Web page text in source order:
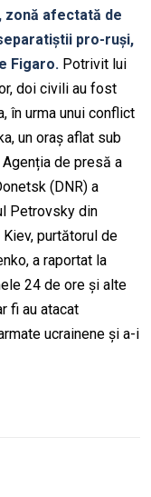
zonă afectată de
pro-ruși,
Figaro. Potrivit lui
doi civili au fost
în urma unui conflict
un oraș aflat sub
de presă a
(DNR) a
Petrovsky din
purtătorul de
a raportat la
24 de ore și alte
fi au atacat
ucrainene și a-i